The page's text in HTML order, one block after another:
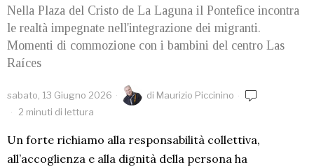
Nella Plaza del Cristo de La Laguna il Pontefice incontra
le realtà impegnate nell'integrazione dei migranti.
Momenti di commozione con i bambini del centro Las
Raíces
sabato, 13 Giugno 2026 di Maurizio Piccinino
2 minuti di lettura
Un forte richiamo alla responsabilità collettiva,
all’accoglienza e alla dignità della persona ha